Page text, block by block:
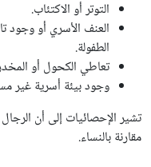
التوتر أو الاكتئاب.
العنف الأسري أو وجود
الطفولة.
تعاطي الكحول أو
وجود بيئة أسرية غير
تشير الإحصائيات إلى أن
مقارنة بالنساء.